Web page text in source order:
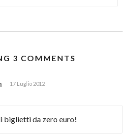
3 COMMENTS
17 Luglio 2012
biglietti da zero euro!